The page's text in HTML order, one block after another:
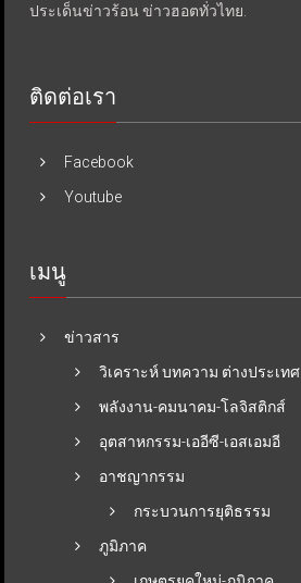
ประเด็นข่าวร้อน ข่าวฮอตทั่วไทย.
ติดต่อเรา
Facebook
Youtube
เมนู
ข่าวสาร
วิเคราะห์ บทความ ต่างประเทศ
พลังงาน-คมนาคม-โลจิสติกส์
อุตสาหกรรม-เออีซี-เอสเอมอี
อาชญากรรม
กระบวนการยุติธรรม
ภูมิภาค